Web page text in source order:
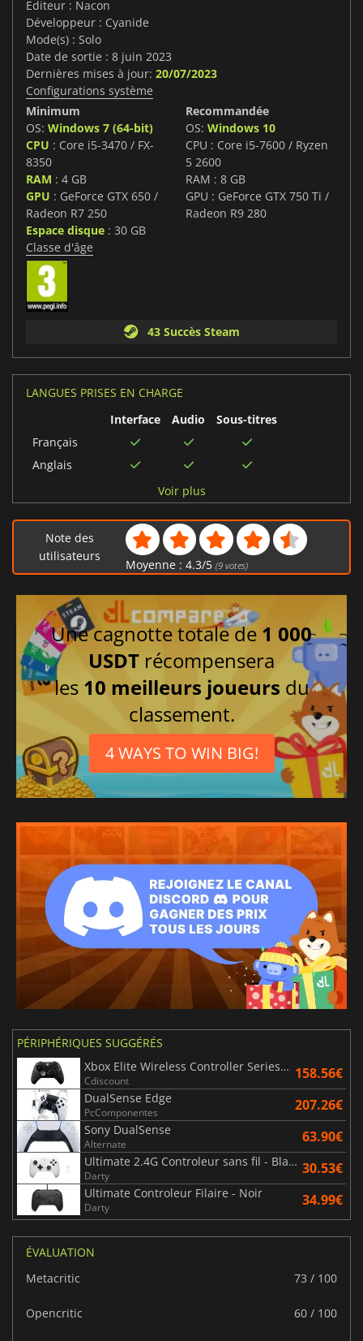
Editeur : Nacon
Développeur : Cyanide
Mode(s) : Solo
Date de sortie : 8 juin 2023
Dernières mises à jour: 20/07/2023
Configurations système
Minimum
OS: Windows 7 (64-bit)
CPU : Core i5-3470 / FX-
8350
RAM : 4 GB
GPU : GeForce GTX 650 /
Radeon R7 250
Espace disque : 30 GB
Recommandée
OS: Windows 10
CPU : Core i5-7600 / Ryzen
5 2600
RAM : 8 GB
GPU : GeForce GTX 750 Ti /
Radeon R9 280
Classe d'âge
43 Succès Steam
LANGUES PRISES EN CHARGE
Interface
Audio
Sous-titres
Français
Anglais
Néerlandais
Italien
Allemand
Voir plus
Note des
utilisateurs
Moyenne : 4.3/5 (9votes)
Une cagnotte totale de 1 000
USDT récompensera
les 10 meilleurs joueurs du
classement.
4 WAYS TO WIN BIG!
PÉRIPHÉRIQUES SUGGÉRÉS
Xbox Elite Wireless Controller Series 2 - Noir
Cdiscount 158.56€
DualSense Edge
PcComponentes 207.26€
Sony DualSense
Alternate 63.90€
Ultimate 2.4G Controleur sans fil - Blanc
Darty 30.53€
Ultimate Controleur Filaire - Noir
Darty 34.99€
ÉVALUATION
Metacritic
73 / 100
Opencritic 60 / 100